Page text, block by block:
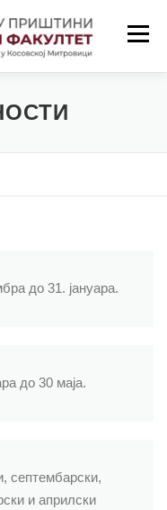
СТУДИЈЕ
до 31. јануара.
до 30 маја.
септембарски,
и априлски